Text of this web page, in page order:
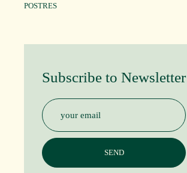
POSTRES
Subscribe to Newsletter